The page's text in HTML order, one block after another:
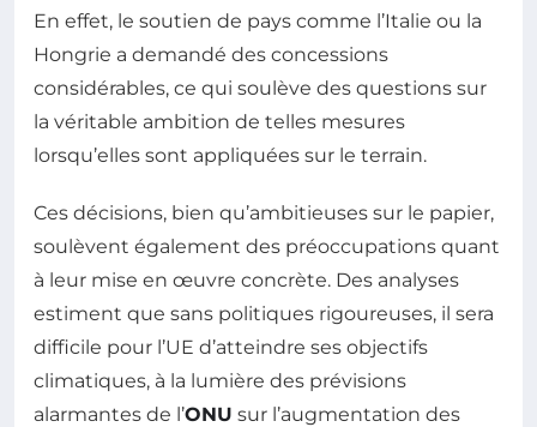
En effet, le soutien de pays comme l’Italie ou la
Hongrie a demandé des concessions
considérables, ce qui soulève des questions sur
la véritable ambition de telles mesures
lorsqu’elles sont appliquées sur le terrain.
Ces décisions, bien qu’ambitieuses sur le papier,
soulèvent également des préoccupations quant
à leur mise en œuvre concrète. Des analyses
estiment que sans politiques rigoureuses, il sera
difficile pour l’UE d’atteindre ses objectifs
climatiques, à la lumière des prévisions
alarmantes de l’ONU sur l’augmentation des